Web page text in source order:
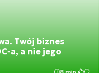
Twój biznes
a, a nie jego